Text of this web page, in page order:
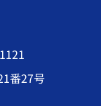
番27号